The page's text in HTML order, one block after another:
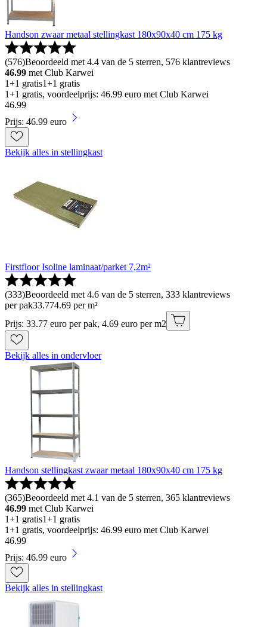
Handson zwaar metaal stellingkast 180x90x40 cm 175 kg
(576)Beoordeeld met 4.4 van de 5 sterren, 576 klantreviews
46.99 met Club Karwei
1+1 gratis1+1 gratis
1+1 gratis, voordeelprijs: 46.99 euro met Club Karwei
46.99
Prijs: 46.99 euro
Bekijk alles in stellingkast
Firstfloor Isoline laminaat/parket 7,2m²
(333)Beoordeeld met 4.6 van de 5 sterren, 333 klantreviews
per pak33.774.69 per m²
Prijs: 33.77 euro per pak, 4.69 euro per m2
Bekijk alles in ondervloer
Handson stellingkast zwaar metaal 180x90x40 cm 175 kg
(365)Beoordeeld met 4.1 van de 5 sterren, 365 klantreviews
46.99 met Club Karwei
1+1 gratis1+1 gratis
1+1 gratis, voordeelprijs: 46.99 euro met Club Karwei
46.99
Prijs: 46.99 euro
Bekijk alles in stellingkast